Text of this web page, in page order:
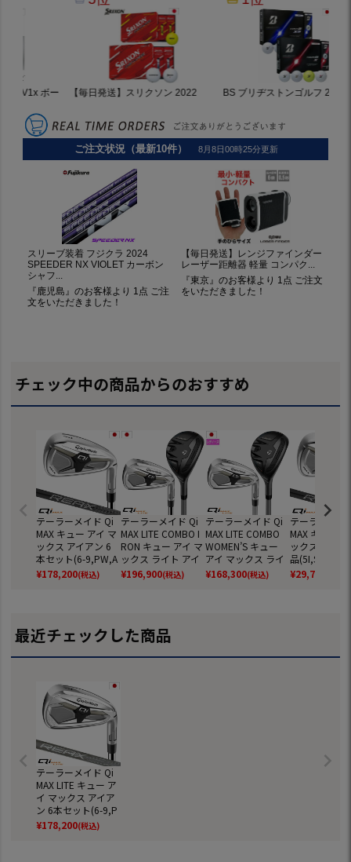
チェック中の商品からのおすすめ
テーラーメイド Qi
MAX キュー アイ マ
ックス アイアン 6
本セット(6-9,PW,A
W) メンズ 右用 REA
X 75 CARBON カー
フクラブ
¥178,200(税込)
テーラーメイド Qi
MAX LITE COMBO I
RON キュー アイ マ
ックス ライト アイ
アン＋レスキュー 6
本セット(6H,7I-P
026年モデル 日本
正規品 TaylorMade
ゴルフクラブ
¥196,900(税込)
テーラーメイド Qi
MAX LITE COMBO
WOMEN’S キュー
アイ マックス ライ
ト アイアン＋レス
キュー 5本セット(7
TaylorMade ゴルフ
¥168,300(税込)
テーラーメイ
MAX キュー
ックス アイア
品(5I,SW) メ
用 REAX 75
N カーボンシ
¥29,700
最近チェックした商品
テーラーメイド Qi
MAX LITE キュー ア
イ マックス アイア
ン 6本セット(6-9,P
W) メンズ 右用 REA
X 45 CARBON カー
¥178,200(税込)